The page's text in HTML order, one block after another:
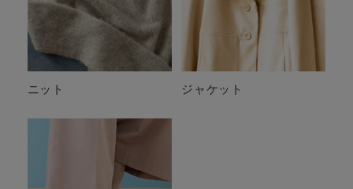
ニット ジャケット